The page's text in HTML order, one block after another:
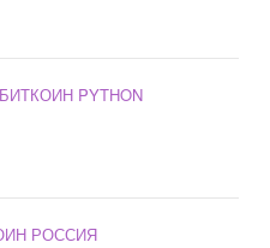
PYTHON
РОССИЯ